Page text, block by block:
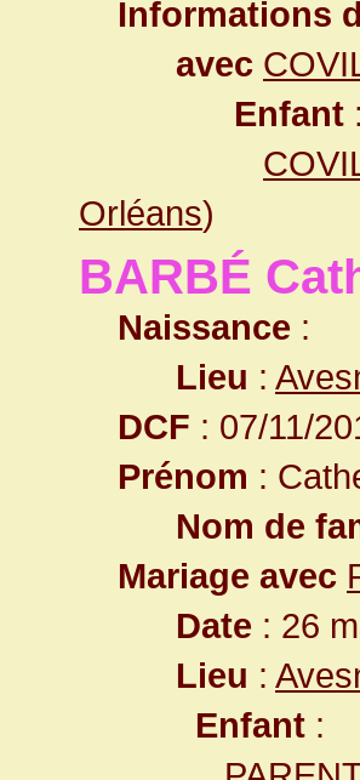
Informations
avec
Enfant :
Orléans)
BARBÉ
Naissance :
Lieu :
DCF : 07/11/
Prénom :
Nom de
Mariage avec
Date : 26
Lieu :
Enfant :